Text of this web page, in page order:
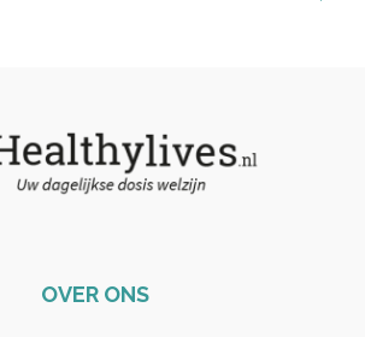
OVER ONS